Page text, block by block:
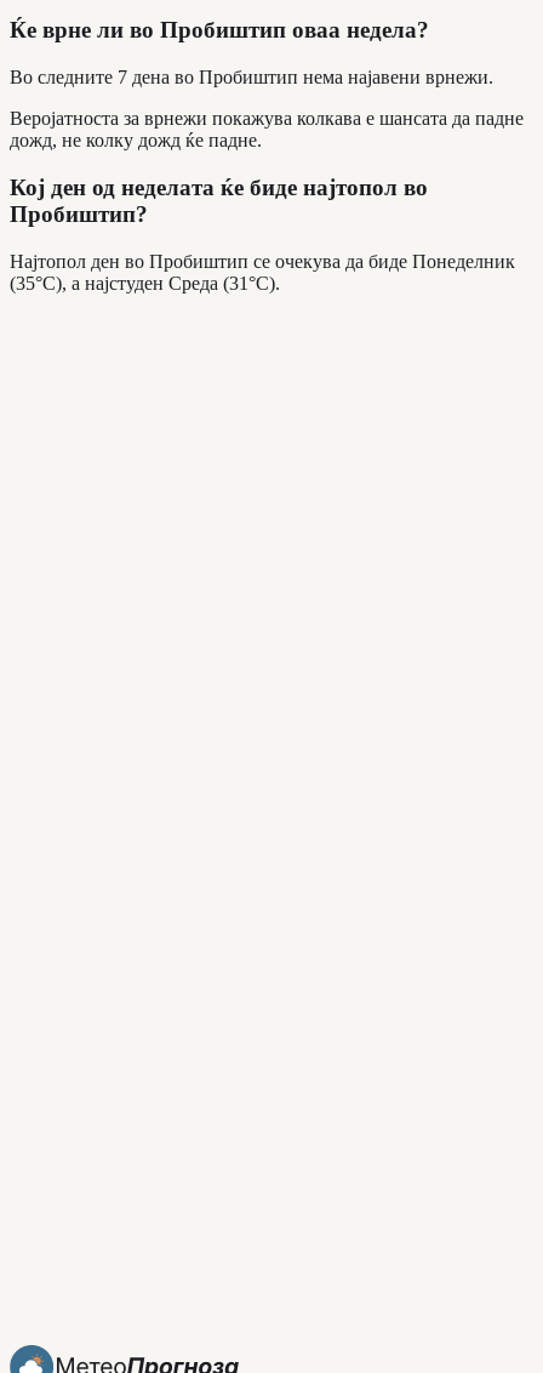
Ќе врне ли во Пробиштип оваа недела?
Во следните 7 дена во Пробиштип нема најавени врнежи.
Веројатноста за врнежи покажува колкава е шансата да падне
дожд, не колку дожд ќе падне.
Кој ден од неделата ќе биде најтопол во
Пробиштип?
Најтопол ден во Пробиштип се очекува да биде Понеделник
(35°C), а најстуден Среда (31°C).